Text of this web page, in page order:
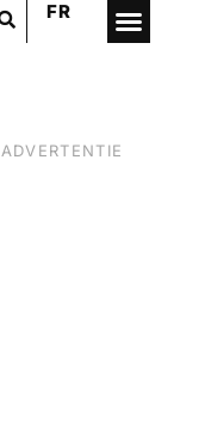
FR
ADVERTENTIE